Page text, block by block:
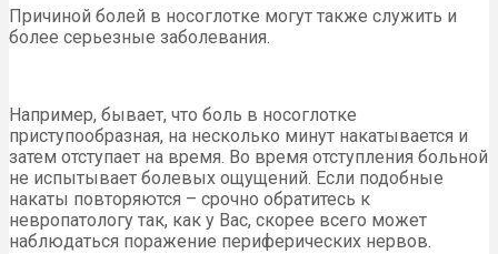
Причиной болей в носоглотке могут также служить и
более серьезные заболевания.
Например, бывает, что боль в носоглотке
приступообразная, на несколько минут накатывается и
затем отступает на время. Во время отступления больной
не испытывает болевых ощущений. Если подобные
накаты повторяются – срочно обратитесь к
невропатологу так, как у Вас, скорее всего может
наблюдаться поражение периферических нервов.